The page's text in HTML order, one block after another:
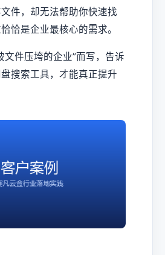
件，却无法帮助你快速找
恰是企业最核心的需求。
文件压垮的企业”而写，告诉
搜索工具，才能真正提升